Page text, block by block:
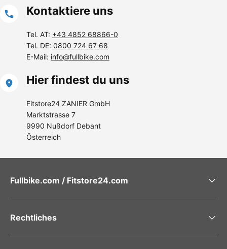
Kontaktiere uns
Tel. AT: +43 4852 68866-0
Tel. DE: 0800 724 67 68
E-Mail: info@fullbike.com
Hier findest du uns
Fitstore24 ZANIER GmbH
Marktstrasse 7
9990 Nußdorf Debant
Österreich
Fullbike.com / Fitstore24.com
Rechtliches